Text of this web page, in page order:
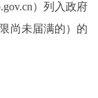
）列入政府
尚未届满的）的